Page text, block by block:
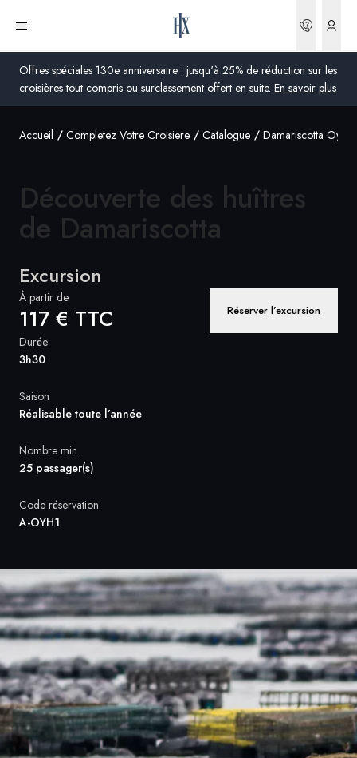
Offres spéciales 130e anniversaire : jusqu'à 25% de réduction sur les
croisières tout compris ou surclassement offert en suite. En savoir plus
Ouvrir le menu
France
Royaume-Uni
Allemagne
Norvège
Global
Accueil Completez Votre Croisiere Catalogue Damariscotta
Découverte des huîtres
de Damariscotta
Excursion
À partir de
117 € TTC Réserver l’excursion
Durée
3h30
Saison
Réalisable toute l’année
Nombre min.
25 passager(s)
Code réservation
A-OYH1